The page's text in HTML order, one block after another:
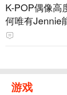
K-POP偶像高
何唯有Jennie
游戏